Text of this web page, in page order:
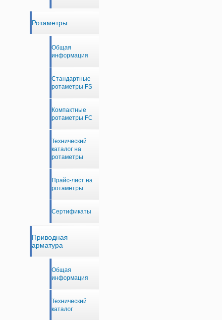
Ротаметры
Общая
информация
Стандартные
ротаметры FS
Компактные
ротаметры FC
Технический
каталог на
ротаметры
Прайс-лист на
ротаметры
Сертификаты
Приводная
арматура
Общая
информация
Технический
каталог